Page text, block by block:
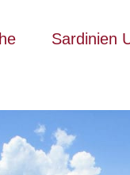
Sardinien